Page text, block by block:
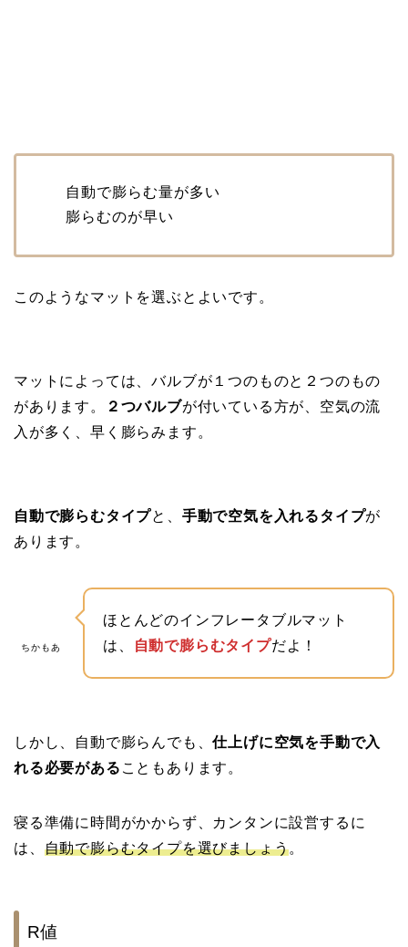
自動で膨らむ量が多い
膨らむのが早い
このようなマットを選ぶとよいです。
マットによっては、バルブが１つのものと２つのもの
があります。
２つバルブが付いている方が、空気の流
入が多く、早く膨らみます。
自動で膨らむタイプと、 手動で空気を入れるタイプが
あります。
ちかもあ
ほとんどのインフレータブルマット
は、
自動で膨らむタイプだよ！
しかし、自動で膨らんでも、仕上げに空気を手動で入
れる必要がある こともあります。
寝る準備に時間がかからず、カンタンに設営するに
は、 自動で膨らむタイプを選びましょう。
R値